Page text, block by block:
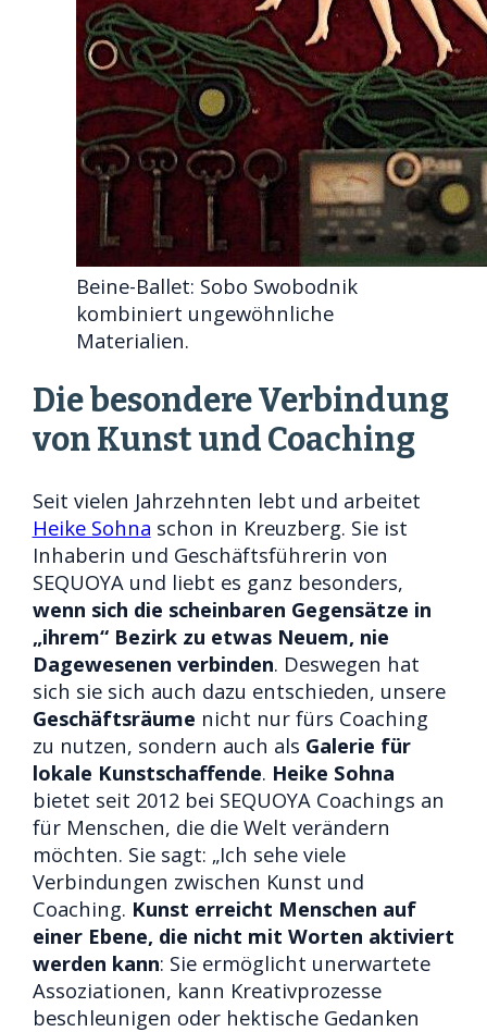
Beine-Ballet: Sobo Swobodnik
kombiniert ungewöhnliche
Materialien.
Die besondere Verbindung
von Kunst und Coaching
Seit vielen Jahrzehnten lebt und arbeitet
Heike Sohna schon in Kreuzberg. Sie ist
Inhaberin und Geschäftsführerin von
SEQUOYA und liebt es ganz besonders,
wenn sich die scheinbaren Gegensätze in
„ihrem“ Bezirk zu etwas Neuem, nie
Dagewesenen verbinden. Deswegen hat
sich sie sich auch dazu entschieden, unsere
Geschäftsräume nicht nur fürs Coaching
zu nutzen, sondern auch als Galerie für
lokale Kunstschaffende. Heike Sohna
bietet seit 2012 bei SEQUOYA Coachings an
für Menschen, die die Welt verändern
möchten. Sie sagt: „Ich sehe viele
Verbindungen zwischen Kunst und
Coaching. Kunst erreicht Menschen auf
einer Ebene, die nicht mit Worten aktiviert
werden kann: Sie ermöglicht unerwartete
Assoziationen, kann Kreativprozesse
beschleunigen oder hektische Gedanken